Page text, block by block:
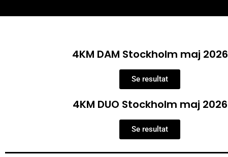
4KM DAM Stockholm maj 2026
Se resultat
4KM DUO Stockholm maj 2026
Se resultat